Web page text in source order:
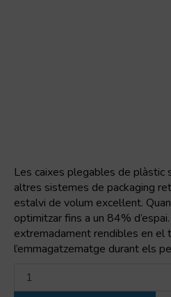
Les caixes plegables de plàstic
altres sistemes de packaging
estalvi de volum excel·lent.
optimitzar fins a un 84%
extremadament rendibles en el
l’emmagatzematge durant els